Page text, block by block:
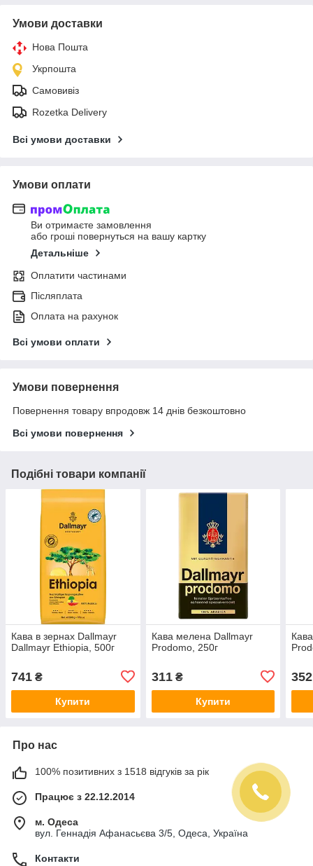
Умови доставки
Нова Пошта
Укрпошта
Самовивіз
Rozetka Delivery
Всі умови доставки
Умови оплати
Ви отримаєте замовлення
або гроші повернуться на вашу картку
Детальніше
Оплатити частинами
Післяплата
Оплата на рахунок
Всі умови оплати
Умови повернення
Повернення товару впродовж 14 днів безкоштовно
Всі умови повернення
Подібні товари компанії
Кава в зернах Dallmayr
Dallmayr Ethiopia, 500г
741 ₴
Купити
Кава мелена Dallmayr
Prodomo, 250г
311₴
Купити
352
Про нас
100% позитивних з 1518 відгуків за рік
Працює з 22.12.2014
м. Одеса
вул. Геннадія Афанасьєва 3/5, Одеса, Україна
Контакти